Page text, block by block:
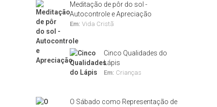
Meditação de pôr do sol -
Autocontrole e Apreciação
Em: Vida Cristã
Cinco Qualidades do
Lápis
Em: Crianças
O Sábado como Representação de